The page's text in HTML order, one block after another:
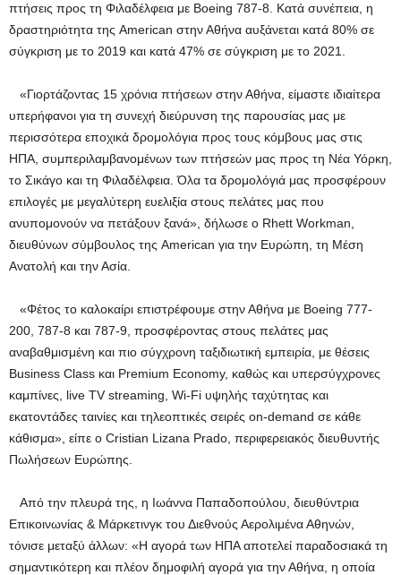
πτήσεις προς τη Φιλαδέλφεια με Boeing 787-8. Κατά συνέπεια, η
δραστηριότητα της American στην Αθήνα αυξάνεται κατά 80% σε
σύγκριση με το 2019 και κατά 47% σε σύγκριση με το 2021.
«Γιορτάζοντας 15 χρόνια πτήσεων στην Αθήνα, είμαστε ιδιαίτερα
υπερήφανοι για τη συνεχή διεύρυνση της παρουσίας μας με
περισσότερα εποχικά δρομολόγια προς τους κόμβους μας στις
ΗΠΑ, συμπεριλαμβανομένων των πτήσεών μας προς τη Νέα Υόρκη,
το Σικάγο και τη Φιλαδέλφεια. Όλα τα δρομολόγιά μας προσφέρουν
επιλογές με μεγαλύτερη ευελιξία στους πελάτες μας που
ανυπομονούν να πετάξουν ξανά», δήλωσε ο Rhett Workman,
διευθύνων σύμβουλος της American για την Ευρώπη, τη Μέση
Ανατολή και την Ασία.
«Φέτος το καλοκαίρι επιστρέφουμε στην Αθήνα με Boeing 777-
200, 787-8 και 787-9, προσφέροντας στους πελάτες μας
αναβαθμισμένη και πιο σύγχρονη ταξιδιωτική εμπειρία, με θέσεις
Business Class και Premium Economy, καθώς και υπερσύγχρονες
καμπίνες, live TV streaming, Wi-Fi υψηλής ταχύτητας και
εκατοντάδες ταινίες και τηλεοπτικές σειρές on-demand σε κάθε
κάθισμα», είπε ο Cristian Lizana Prado, περιφερειακός διευθυντής
Πωλήσεων Ευρώπης.
Από την πλευρά της, η Ιωάννα Παπαδοπούλου, διευθύντρια
Επικοινωνίας & Μάρκετινγκ του Διεθνούς Αερολιμένα Αθηνών,
τόνισε μεταξύ άλλων: «Η αγορά των ΗΠΑ αποτελεί παραδοσιακά τη
σημαντικότερη και πλέον δημοφιλή αγορά για την Αθήνα, η οποία